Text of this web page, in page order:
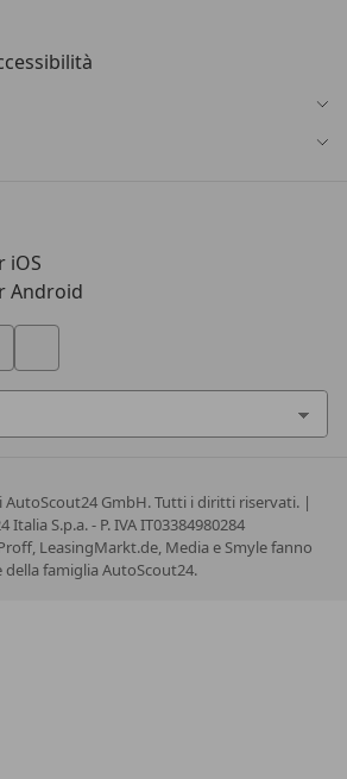
iOS
Android
AutoScout24 GmbH. Tutti i diritti riservati. |
Italia S.p.a. - P. IVA IT03384980284
LeasingMarkt.de, Media e Smyle fanno
della famiglia AutoScout24.